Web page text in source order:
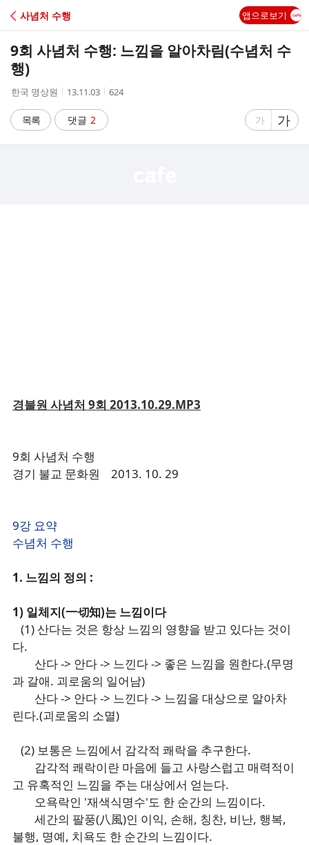
C
A
사념처 수행 앱으로보기
9회 사념처 수행: 느낌을 알아차림(수념처 수
행)
작
자
한국 명상원
작
시
간
13.11.03
조
624
목록 댓글 2
글
가
글
자
가
경불원 사념처 9회 2013.10.29.MP3
9회 사념처 수행
경기 불교 문화원 2013. 10. 29
9강 요약
수념처 수행
1. 느낌의 정의 :
1) 일체지(一切知)는 느낌이다
(1) 산다는 것은 항상 느낌의 영향을 받고 있다는 것이
다.
산다 -> 안다 -> 느낀다 -> 좋은 느낌을 원한다.(무명
과 갈애. 괴로움의 일어남)
산다 -> 안다 -> 느낀다 -> 느낌을 대상으로 알아차
린다.(괴로움의 소멸)
(2) 보통은 느낌에서 감각적 쾌락을 추구한다.
감각적 쾌락이란 마음에 들고 사랑스럽고 매력적이
고 유혹적인 느낌을 주는 대상에서 얻는다.
오욕락인 '재색식명수'도 한 순간의 느낌이다.
세간의 팔풍(八風)인 이익, 손해, 칭찬, 비난, 행복,
불행, 명예, 치욕도 한 순간의 느낌이다.